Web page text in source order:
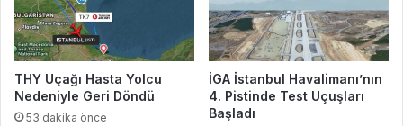
THY Uçağı Hasta Yolcu
Nedeniyle Geri Döndü
53 dakika önce
İGA İstanbul Havalimanı’nın
4. Pistinde Test Uçuşları
Başladı